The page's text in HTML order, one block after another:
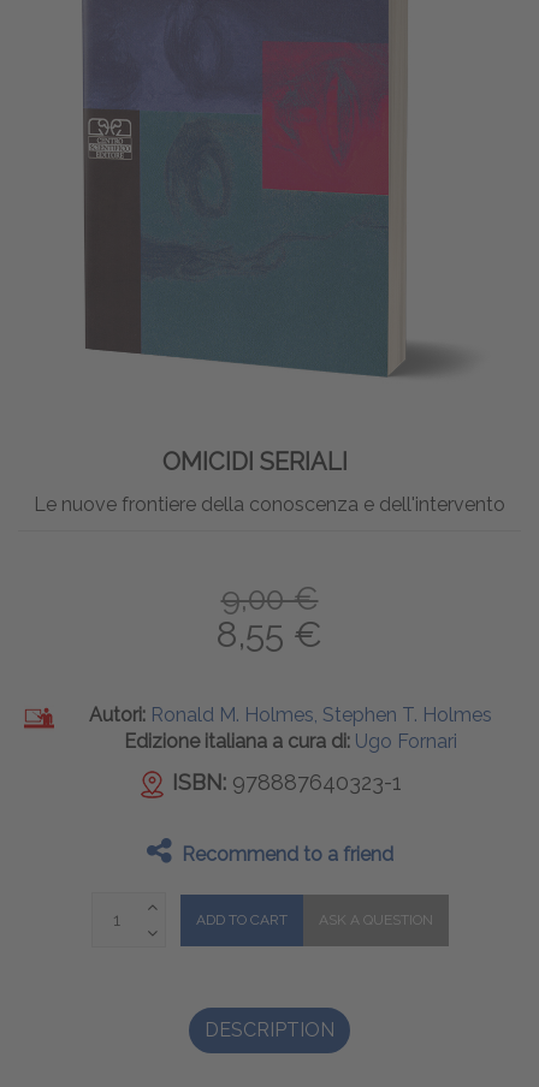
OMICIDI SERIALI
Le nuove frontiere della conoscenza e dell'intervento
9,00 €
8,55 €
Autori: Ronald M. Holmes, Stephen T. Holmes
Edizione italiana a cura di: Ugo Fornari
ISBN: 978887640323-1
Recommend to a friend
DESCRIPTION